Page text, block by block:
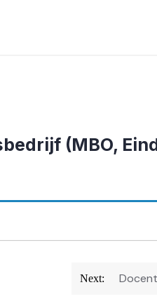
(MBO,
Next: